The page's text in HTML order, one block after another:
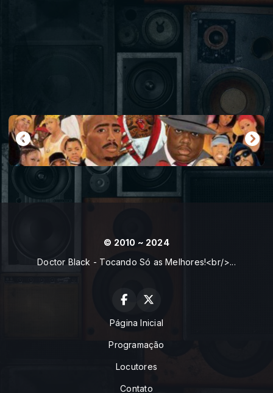
© 2010 ~ 2024
Doctor Black - Tocando Só as Melhores!<br/>...
Página Inicial
Programação
Locutores
Contato